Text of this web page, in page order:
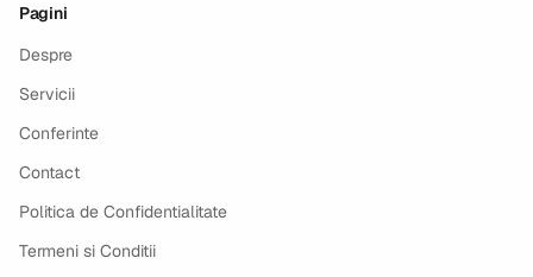
Pagini
Despre
Servicii
Conferinte
Contact
Politica de Confidentialitate
Termeni si Conditii